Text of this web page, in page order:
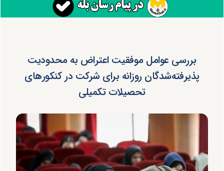
بررسی عوامل موفقیت اعتراض به محدودیت
پذیرفته‌شدگان روزانه برای شرکت در کنکورهای
تحصیلات تکمیلی